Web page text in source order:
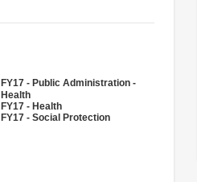
FY17 - Public Administration -
Health
FY17 - Health
FY17 - Social Protection